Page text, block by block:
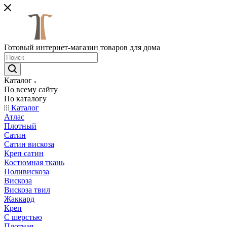
Готовый интернет-магазин товаров для дома
Каталог
По всему сайту
По каталогу
Каталог
Атлас
Плотный
Сатин
Сатин вискоза
Креп сатин
Костюмная ткань
Поливискоза
Вискоза
Вискоза твил
Жаккард
Креп
С шерстью